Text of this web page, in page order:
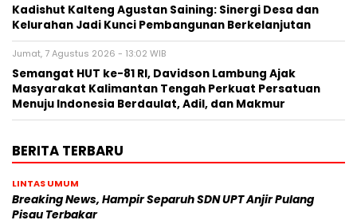
Kadishut Kalteng Agustan Saining: Sinergi Desa dan
Kelurahan Jadi Kunci Pembangunan Berkelanjutan
Jumat, 7 Agustus 2026 - 13:02 WIB
Semangat HUT ke-81 RI, Davidson Lambung Ajak
Masyarakat Kalimantan Tengah Perkuat Persatuan
Menuju Indonesia Berdaulat, Adil, dan Makmur
BERITA TERBARU
LINTAS UMUM
Breaking News, Hampir Separuh SDN UPT Anjir Pulang
Pisau Terbakar